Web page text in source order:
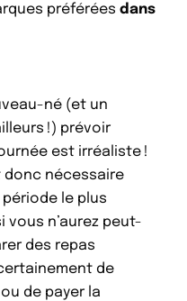
préféréesdans
né (et un
!) prévoir
est irréaliste !
donc nécessaire
le plus
vous n’aurez peut-
des repas
de
de payer la